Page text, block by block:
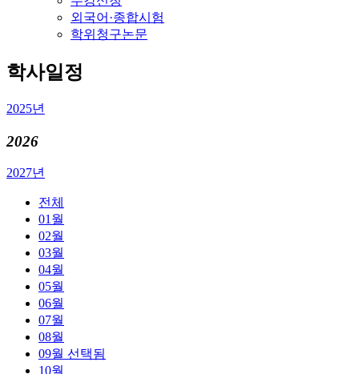
외국어·종합시험
학위청구논문
학사일정
2025년
2026
2027년
전체
01월
02월
03월
04월
05월
06월
07월
08월
09월 선택됨
10월